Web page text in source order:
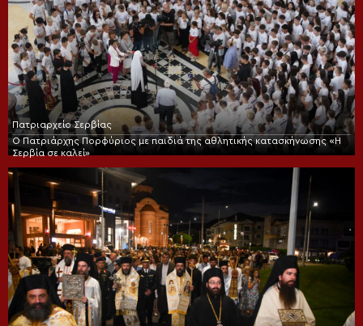
Πατριαρχείο Σερβίας
Ο Πατριάρχης Πορφύριος με παιδιά της αθλητικής κατασκήνωσης «Η
Σερβία σε καλεί»